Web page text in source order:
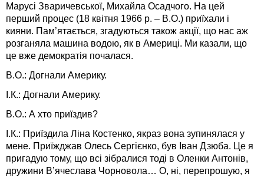
Марусі Зваричевської, Михайла Осадчого. На цей
перший процес (18 квітня 1966 р. – В.О.) приїхали і
кияни. Пам’ятається, згадуються також акції, що нас аж
розганяла машина водою, як в Америці. Ми казали, що
це вже демократія почалася.
В.О.: Догнали Америку.
І.К.: Догнали Америку.
В.О.: А хто приїздив?
І.К.: Приїздила Ліна Костенко, якраз вона зупинялася у
мене. Приїжджав Олесь Сергієнко, був Іван Дзюба. Це я
пригадую тому, що всі зібралися тоді в Оленки Антонів,
дружини В’ячеслава Чорновола… О, ні, перепрошую, я